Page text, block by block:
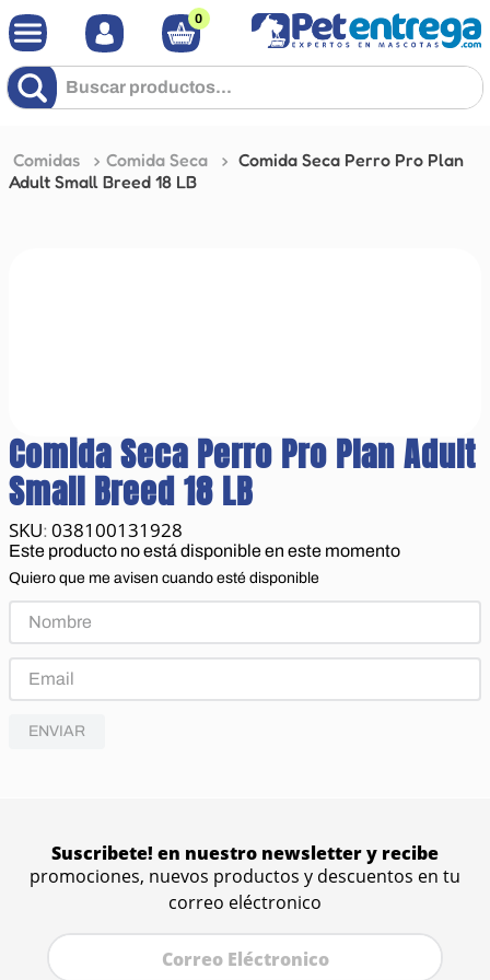
0
Buscar productos...
Comidas Comida Seca
Comida Seca Perro Pro Plan
Adult Small Breed 18 LB
Comida Seca Perro Pro Plan Adult
Small Breed 18 LB
: 038100131928
Este producto no está disponible en este momento
Quiero que me avisen cuando esté disponible
ENVIAR
Suscribete! en nuestro newsletter y recibe
promociones, nuevos productos y descuentos en tu
correo eléctronico